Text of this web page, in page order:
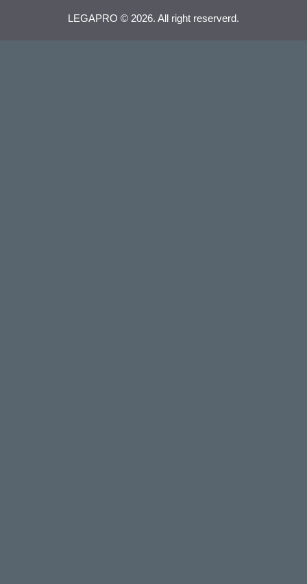
LEGAPRO © 2026. All right reserverd.